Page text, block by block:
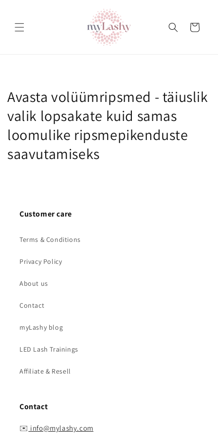
Ostukorv
Avasta volüümripsmed - täiuslik
valik lopsakate kuid samas
loomulike ripsmepikenduste
saavutamiseks
Customer care
Terms & Conditions
Privacy Policy
About us
Contact
myLashy blog
LED Lash Trainings
Affiliate & Resell
Contact
✉️ info@mylashy.com